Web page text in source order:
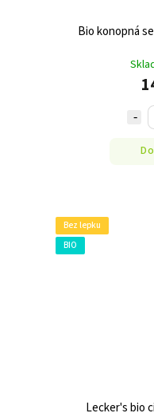
Bio konopná
Bez lepku
BIO
Lecker's bio